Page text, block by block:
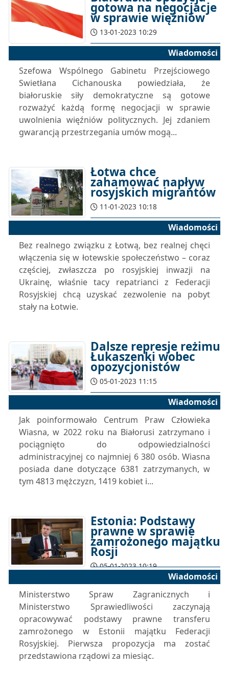
gotowa na negocjacje
w sprawie więźniów
13-01-2023 10:29
Wiadomości
Szefowa Wspólnego Gabinetu Przejściowego
Swietłana Cichanouska powiedziała, że
białoruskie siły demokratyczne są gotowe
rozważyć każdą formę negocjacji w sprawie
uwolnienia więźniów politycznych. Jej zdaniem
gwarancją przestrzegania umów mogą...
Łotwa chce
zahamować napływ
rosyjskich migrantów
11-01-2023 10:18
Wiadomości
Bez realnego związku z Łotwą, bez realnej chęci
włączenia się w łotewskie społeczeństwo – coraz
częściej, zwłaszcza po rosyjskiej inwazji na
Ukrainę, właśnie tacy repatrianci z Federacji
Rosyjskiej chcą uzyskać zezwolenie na pobyt
stały na Łotwie.
Dalsze represje reżimu
Łukaszenki wobec
opozycjonistów
05-01-2023 11:15
Wiadomości
Jak poinformowało Centrum Praw Człowieka
Wiasna, w 2022 roku na Białorusi zatrzymano i
pociągnięto do odpowiedzialności
administracyjnej co najmniej 6 380 osób. Wiasna
posiada dane dotyczące 6381 zatrzymanych, w
tym 4813 mężczyzn, 1419 kobiet i...
Estonia: Podstawy
prawne w sprawie
zamrożonego majątku
Rosji
05-01-2023 10:19
Wiadomości
Ministerstwo Spraw Zagranicznych i
Ministerstwo Sprawiedliwości zaczynają
opracowywać podstawy prawne transferu
zamrożonego w Estonii majątku Federacji
Rosyjskiej. Pierwsza propozycja ma zostać
przedstawiona rządowi za miesiąc.